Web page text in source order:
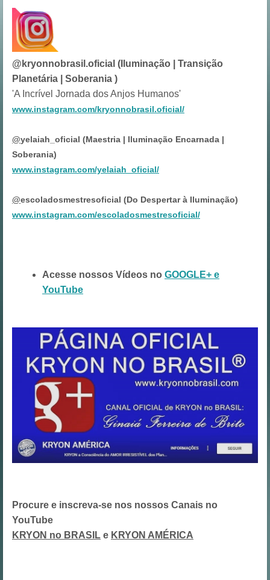
@kryonnobrasil.oficial (Iluminação | Transição
Planetária | Soberania )
'A Incrível Jornada dos Anjos Humanos'
www.instagram.com/kryonnobrasil.oficial/
@yelaiah_oficial (Maestria | Iluminação Encarnada |
Soberania)
www.instagram.com/yelaiah_oficial/
@escoladosmestresoficial (Do Despertar à Iluminação)
www.instagram.com/escoladosmestresoficial/
Acesse nossos Vídeos no GOOGLE+ e
YouTube
Procure e inscreva-se nos nossos Canais no
YouTube
KRYON no BRASIL e KRYON AMÉRICA